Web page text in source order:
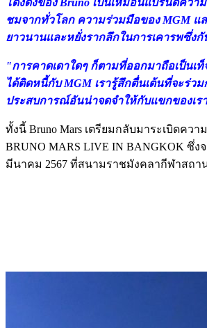
ชมจากทั่วโลก ความร่วมมือของ MGM แ
ยาวนานและหยั่งรากลึกในการเคารพซึ่ง
"การคาดเดาใดๆ ก็ตามที่ออกมาถือเป็นเท็
ได้ติดหนี้กับ MGM เรารู้สึกตื่นเต้นที่จะร่วม
ประสบการณ์อันน่าจดจำให้กับแขกของเร
ทั้งนี้ Bruno Mars เตรียมกลับมาระเบิดคว
BRUNO MARS LIVE IN BANGKOK ซึ่ง
มีนาคม 2567 ที่สนามราชมังคลากีฬาสถา